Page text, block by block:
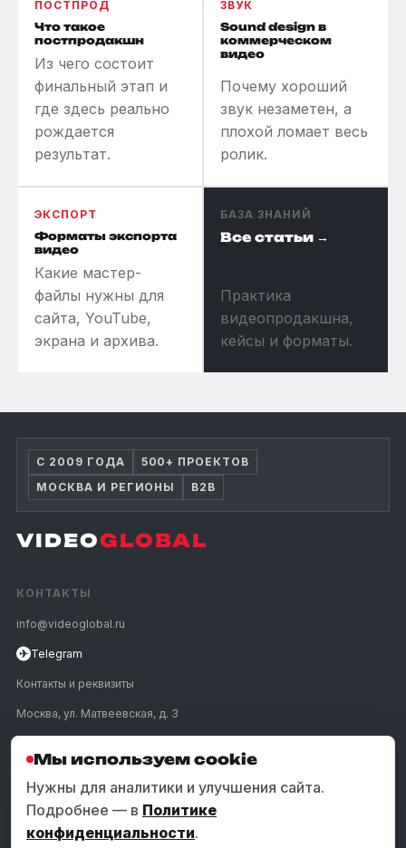
ПОСТПРОД
Что такое
постпродакшн
Из чего состоит
финальный этап и
где здесь реально
рождается
результат.
ЗВУК
Sound design в
коммерческом
видео
Почему хороший
звук незаметен, а
плохой ломает весь
ролик.
ЭКСПОРТ
Форматы экспорта
видео
Какие мастер-
файлы нужны для
сайта, YouTube,
экрана и архива.
БАЗА ЗНАНИЙ
Все статьи →
Практика
видеопродакшна,
кейсы и форматы.
С 2009 ГОДА
500+ ПРОЕКТОВ
МОСКВА И РЕГИОНЫ
B2B
VIDEOGLOBAL
УСЛУГИ
КОНТАКТЫ
info@videoglobal.ru
✈ Telegram
Контакты и реквизиты
Москва, ул. Матвеевская, д. 3
ПОЗВОНИТЬ
Мы используем cookie
Нужны для аналитики и улучшения сайта.
Подробнее — в Политике
конфиденциальности.